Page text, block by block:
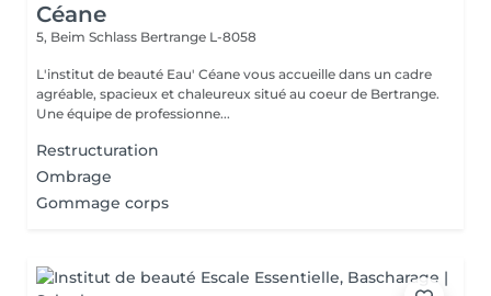
Céane
5, Beim Schlass Bertrange L-8058
L'institut de beauté Eau' Céane vous accueille dans un cadre
agréable, spacieux et chaleureux situé au coeur de Bertrange.
Une équipe de professionne...
Restructuration
Ombrage
Gommage corps